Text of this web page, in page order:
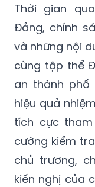
Thời gian
Đảng, chính
và những nội
cùng tập thể
an thành
hiệu quả
tích cực
cường kiểm
chủ trương,
kiến nghị của